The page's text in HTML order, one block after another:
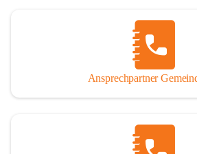
Ansprechpartner